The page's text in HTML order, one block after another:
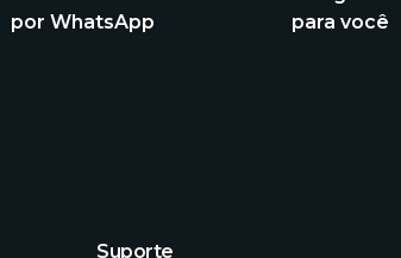
por WhatsApp
para você
Suporte